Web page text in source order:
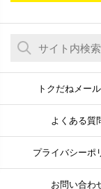
トクだねメー
よくある質
プライバシーポ
お問い合わ